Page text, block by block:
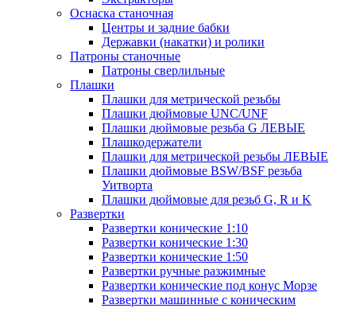
Оснаска станочная
Центры и задние бабки
Державки (накатки) и ролики
Патроны станочные
Патроны сверлильные
Плашки
Плашки для метрической резьбы
Плашки дюймовые UNC/UNF
Плашки дюймовые резьба G ЛЕВЫЕ
Плашкодержатели
Плашки для метрической резьбы ЛЕВЫЕ
Плашки дюймовые BSW/BSF резьба
Уитворта
Плашки дюймовые для резьб G, R и K
Развертки
Развертки конические 1:10
Развертки конические 1:30
Развертки конические 1:50
Развертки ручные разжимные
Развертки конические под конус Морзе
Развертки машинные с коническим